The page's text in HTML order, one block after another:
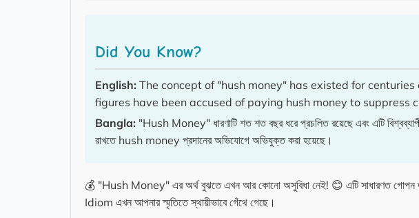
Did You Know?
English: The concept of "hush money" has existed for
figures have been accused of paying hush money to suppress
Bangla: "Hush Money" ধারণাটি শত শত বছর ধরে প্রচলিত রয়েছে এবং এটি
রাখতে hush money প্রদানের অভিযোগে অভিযুক্ত করা হয়েছে।
💰 "Hush Money" এর অর্থ বুঝতে এখন আর কোনো অসুবিধা নেই! 😊 এটি সাধারণত গোপন
Idiom এখন আপনার স্মৃতিতে স্থায়ীভাবে গেঁথে গেছে।